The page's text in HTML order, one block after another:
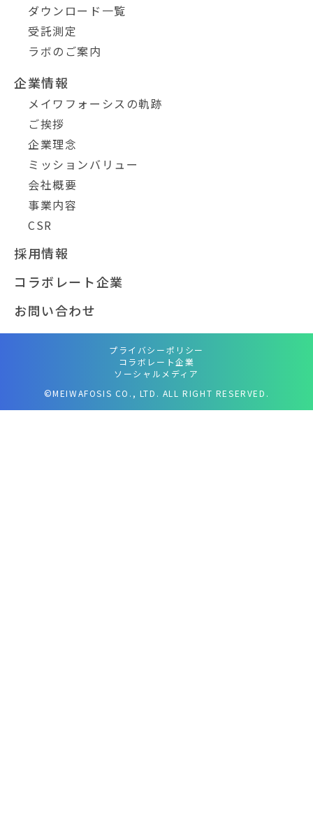
ダウンロード一覧
受託測定
ラボのご案内
企業情報
メイワフォーシスの軌跡
ご挨拶
企業理念
ミッションバリュー
会社概要
事業内容
CSR
採用情報
コラボレート企業
お問い合わせ
プライバシーポリシー
コラボレート企業
ソーシャルメディア
©MEIWAFOSIS CO., LTD. ALL RIGHT RESERVED.